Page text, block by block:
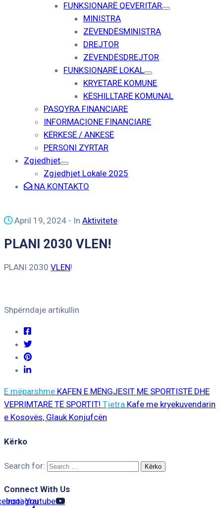
FUNKSIONARË QEVERITAR
MINISTRA
ZËVENDËSMINISTRA
DREJTOR
ZËVENDËSDREJTOR
FUNKSIONARË LOKAL
KRYETARË KOMUNE
KËSHILLTARË KOMUNAL
PASQYRA FINANCIARE
INFORMACIONE FINANCIARE
KËRKESË / ANKESË
PERSONI ZYRTAR
Zgjedhjet
Zgjedhjet Lokale 2025
NA KONTAKTO
April 19, 2024 - In Aktivitete
PLANI 2030 VLEN!
PLANI 2030 VLEN!
Shpërndaje artikullin
E mëparshme KAFEN E MËNGJESIT ME SPORTISTË DHE
VEPRIMTARË TË SPORTIT! Tjetra Kafe me kryekuvendarin
e Kosovës, Glauk Konjufcën
Kërko
Search for:
Connect With Us
Instagram
Youtube